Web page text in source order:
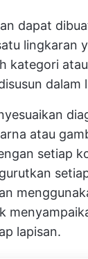
dapat
lingkaran
kategori
dalam
atau
setiap
lapisan.